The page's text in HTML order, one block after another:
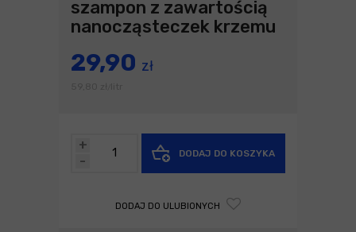
szampon z zawartością
nanocząsteczek krzemu
29,90 zł
-
+
DODAJ DO KOSZYKA
DODAJ DO ULUBIONYCH